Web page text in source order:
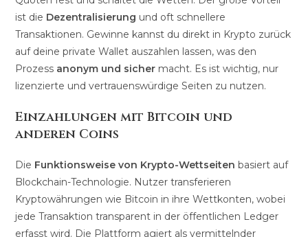
ist die Dezentralisierung und oft schnellere
Transaktionen. Gewinne kannst du direkt in Krypto zurück
auf deine private Wallet auszahlen lassen, was den
Prozess anonym und sicher macht. Es ist wichtig, nur
lizenzierte und vertrauenswürdige Seiten zu nutzen.
Einzahlungen mit Bitcoin und
anderen Coins
Die Funktionsweise von Krypto-Wettseiten basiert auf
Blockchain-Technologie. Nutzer transferieren
Kryptowährungen wie Bitcoin in ihre Wettkonten, wobei
jede Transaktion transparent in der öffentlichen Ledger
erfasst wird. Die Plattform agiert als vermittelnder